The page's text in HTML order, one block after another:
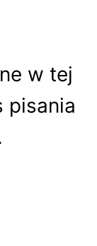
w tej
pisania